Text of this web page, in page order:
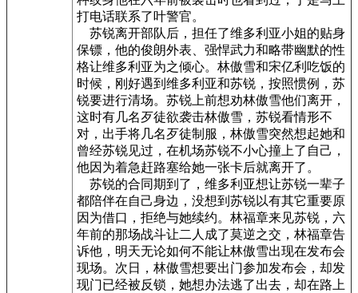
打电话联系了叶警官。
苏锐离开部队后，担任了维多利亚小姐的贴身
保镖，他的俊朗外表、强悍武力和略带幽默的性
格让维多利亚为之倾心。林傲雪和宋亿利吃饭的
时候，刚好遇到维多利亚和苏锐，按照惯例，苏
锐要进行清场。苏锐上前想劝林傲雪他们离开，
这时有几名歹徒欲袭击林傲雪，苏锐看情形不
对，出手将几名歹徒制服，林傲雪突然想起她和
曾经苏锐见过，在机场苏锐不小心撞上了自己，
他因为着急赶路塞给她一张卡后就离开了。
苏锐的合同期到了，维多利亚想让苏锐一辈子
都陪伴在自己身边，没想到苏锐以有其它重要原
因为借口，拒绝与她续约。林福章来见苏锐，六
年前的那场战斗让二人成了莫逆之交，林福章告
诉他，明天无论如何不能让林傲雪出现在发布会
现场。次日，林傲雪想要出门参加发布会，却发
现门已经被反锁，她想办法逃了出去，却在路上